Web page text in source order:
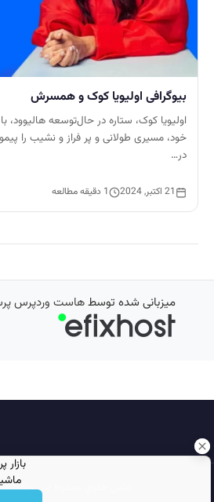
بیوگرافی اولیویا کوک و همسرش
اولیویا کوک، ستاره در حال‌توسعه هالیوود،
خود، مسیری طولانی و پر فراز و نشیب را
در…
21 اکتبر, 2024 1 دقیقه مطالعه
میزبانی شده توسطهاست وردپرس
تمامی حقوق محفوظ است © 2026